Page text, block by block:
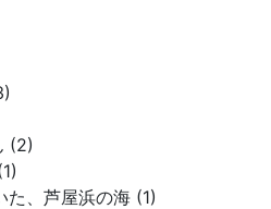
(2)
た、芦屋浜の海 (1)